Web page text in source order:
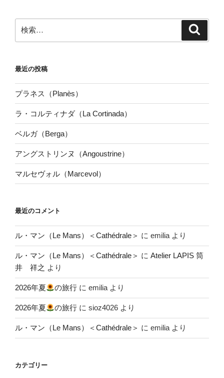
索:
最近の投稿
プラネス（Planès）
ラ・コルティナダ（La Cortinada）
ベルガ（Berga）
アングストリンヌ（Angoustrine）
マルセヴォル（Marcevol）
最近のコメント
ル・マン（Le Mans）＜Cathédrale＞ に emilia より
ル・マン（Le Mans）＜Cathédrale＞ に Atelier LAPIS 筒
井 祥之 より
2026年夏 の旅行 にemilia より
2026年夏 の旅行 にsioz4026 より
ル・マン（Le Mans）＜Cathédrale＞ に emilia より
カテゴリー